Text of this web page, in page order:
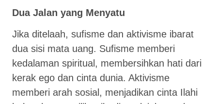
Dua Jalan yang Menyatu
Jika ditelaah, sufisme dan aktivisme ibarat
dua sisi mata uang. Sufisme memberi
kedalaman spiritual, membersihkan hati dari
kerak ego dan cinta dunia. Aktivisme
memberi arah sosial, menjadikan cinta Ilahi